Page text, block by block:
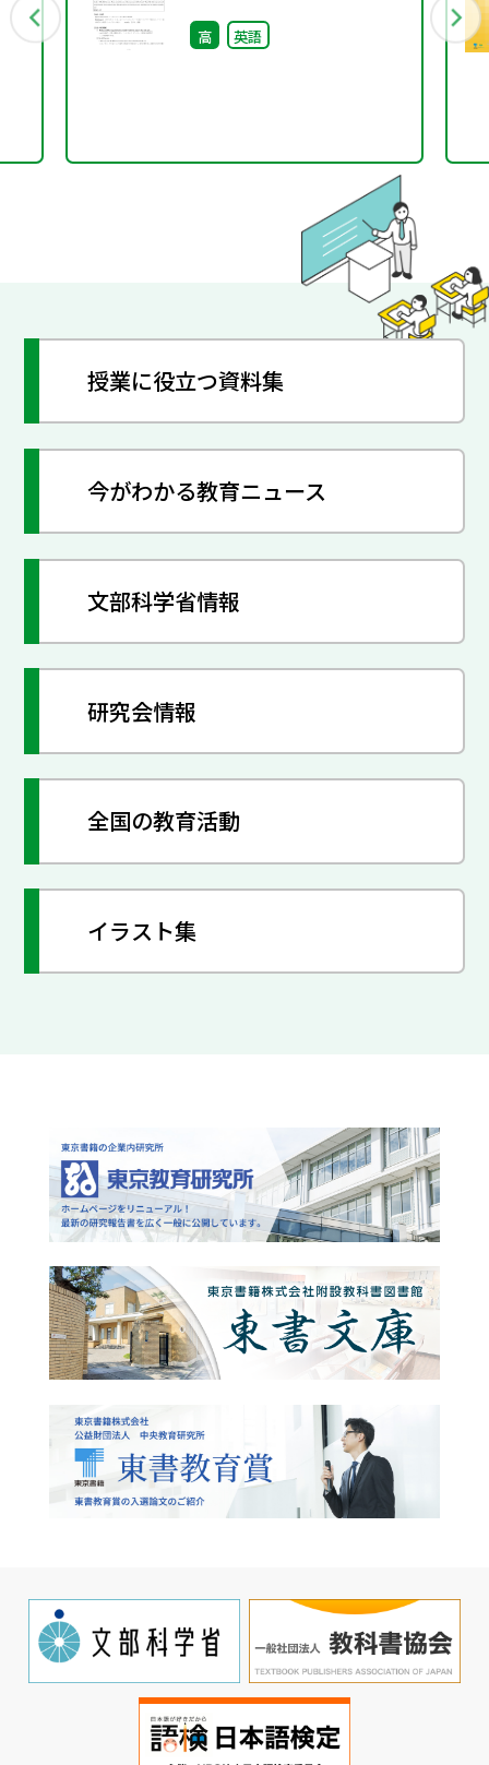
め（11－136③）―英文
法と構文理解の教材とし
高 英語
授業に役立つ資料集
今がわかる教育ニュース
文部科学省情報
研究会情報
全国の教育活動
イラスト集